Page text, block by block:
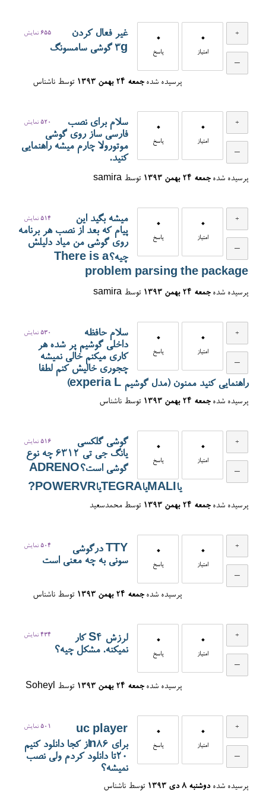
0
امتیاز
0
پاسخ
655 نمایش
غیر فعال کردن
3g گوشی سامسونگ
پرسیده شده جمعه ۲۴ بهمن ۱۳۹۳ توسط ناشناس
0
امتیاز
0
پاسخ
520 نمایش
سلام برای نصب
فارسی ساز روی گوشی
موتورولا چارم میشه راهنمایی
کنید.
پرسیده شده جمعه ۲۴ بهمن ۱۳۹۳ توسط samira
0
امتیاز
0
پاسخ
514 نمایش
میشه بگید این
پیام که بعد از نصب هر برنامه
روی گوشی من میاد دلیلش
چیه؟There is a
problem parsing the package
پرسیده شده جمعه ۲۴ بهمن ۱۳۹۳ توسط samira
0
امتیاز
0
پاسخ
530 نمایش
سلام حافظه
داخلی گوشیم پر شده هر
کاری میکنم خالی نمیشه
چجوری خالیش کنم لطفا
راهنمایی کنید ممنون (مدل گوشیم experia L)
پرسیده شده جمعه ۲۴ بهمن ۱۳۹۳ توسط ناشناس
0
امتیاز
0
پاسخ
516 نمایش
گوشی گلکسی
یانگ جی تی 6312 چه نوع
گوشی است؟ADRENO
یاMALIیاTEGRAیاPOWERVR?
پرسیده شده جمعه ۲۴ بهمن ۱۳۹۳ توسطمحمدسعید
0
امتیاز
0
پاسخ
504 نمایش
TTY درگوشی
سونی به چه معنی است
پرسیده شده جمعه ۲۴ بهمن ۱۳۹۳ توسط ناشناس
0
امتیاز
0
پاسخ
434 نمایش
لرزش S4 کار
نمیکنه. مشکل چیه؟
پرسیده شده جمعه ۲۴ بهمن ۱۳۹۳ توسط Soheyl
0
امتیاز
0
پاسخ
501 نمایش
uc player
برای n86از کجا دانلود کنیم
20تا دانلود کردم ولی نصب
نمیشه؟
پرسیده شده دوشنبه ۸ دی ۱۳۹۳ توسط ناشناس